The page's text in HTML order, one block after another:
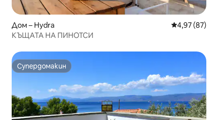
Дом – Hydra Средна
4,97 (87)
КЪЩАТА НА ПИНОТСИ
Супердомакин
Супердомакин